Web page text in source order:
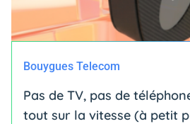
Bouygues Telecom
Pas de TV, pas de
tout sur la vitesse (à petit